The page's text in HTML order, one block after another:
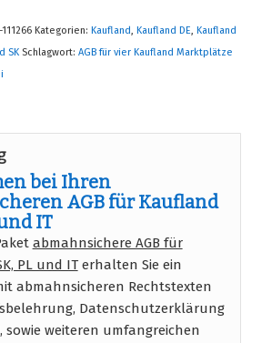
Kategorien: Kaufland, Kaufland DE, Kaufland
SK Schlagwort: AGB für vier Kaufland Marktplätze
bei Ihren
AGB für Kaufland
IT
abmahnsichere AGB für
PL und ITerhalten Sie ein
abmahnsicheren Rechtstexten
Datenschutzerklärung
sowie weiteren umfangreichen